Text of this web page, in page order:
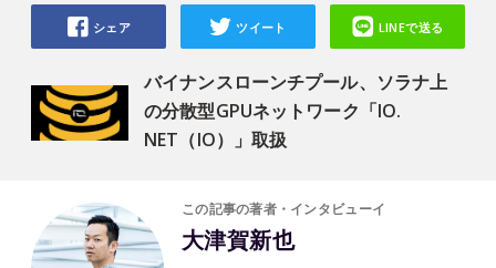
バイナンスローンチプール、ソラナ上
の分散型GPUネットワーク「IO.
NET（IO）」取扱
シェア ツイート LINEで送る
この記事の著者・インタビューイ
大津賀新也